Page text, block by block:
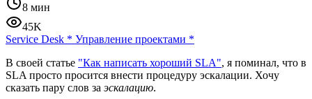
8 мин
45K
Service Desk * Управление проектами *
В своей статье "Как написать хороший SLA", я поминал, что в
SLA просто просится внести процедуру эскалации. Хочу
сказать пару слов за эскалацию.